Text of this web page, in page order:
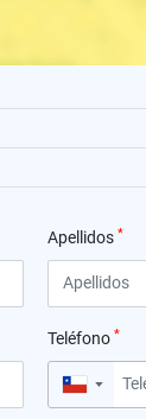
Apellidos *
Teléfono *
▼